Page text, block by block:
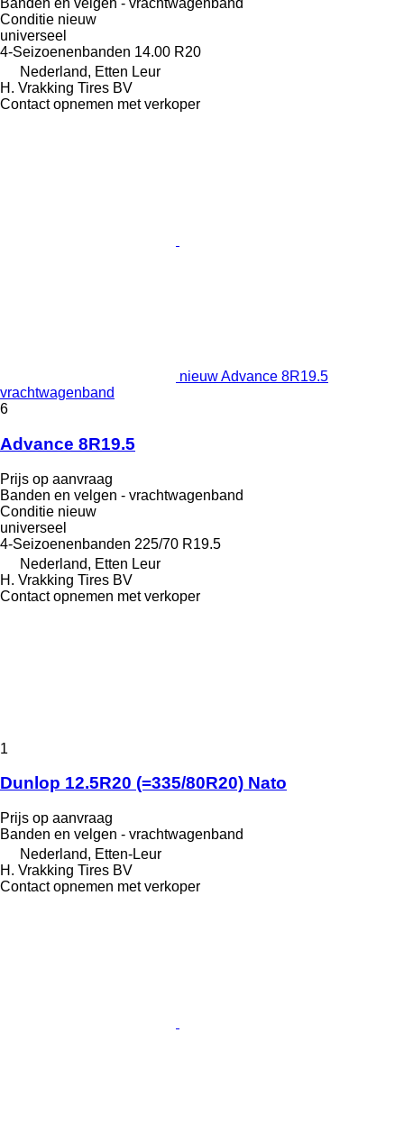
Banden en velgen - vrachtwagenband
Conditie nieuw
universeel
4-Seizoenenbanden 14.00 R20
Nederland, Etten Leur
H. Vrakking Tires BV
Contact opnemen met verkoper
nieuw Advance 8R19.5
vrachtwagenband
6
Advance 8R19.5
Prijs op aanvraag
Banden en velgen - vrachtwagenband
Conditie nieuw
universeel
4-Seizoenenbanden 225/70 R19.5
Nederland, Etten Leur
H. Vrakking Tires BV
Contact opnemen met verkoper
1
Dunlop 12.5R20 (=335/80R20) Nato
Prijs op aanvraag
Banden en velgen - vrachtwagenband
Nederland, Etten-Leur
H. Vrakking Tires BV
Contact opnemen met verkoper